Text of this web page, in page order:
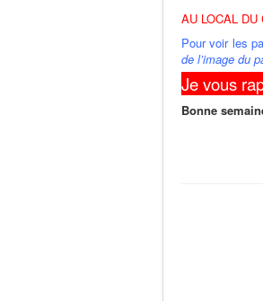
AU LOCAL
Pour voir les
de l’image du
Je vous
Bonne